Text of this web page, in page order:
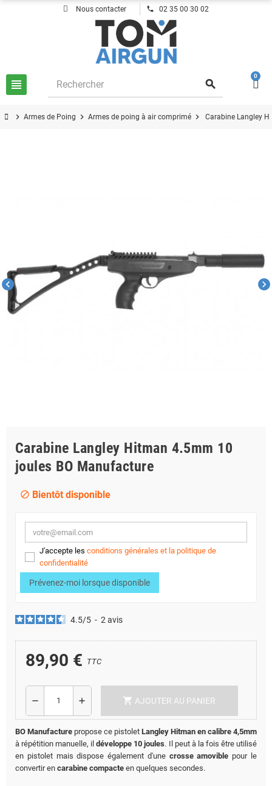
Nous contacter phone 02 35 00 30 02
view_headline search
0
chevron_right Armes de Poing chevron_right Armes de poing à air comprimé chevron_right Carabine Langley
chevron_left chevron_right
Carabine Langley Hitman 4.5mm 10
joules BO Manufacture
block Bientôt disponible
J'accepte les conditions générales et la politique de
confidentialité
Prévenez-moi lorsque disponible
4.5/5 - 2 avis
89,90 € TTC
remove add shopping_cart AJOUTER AU PANIER
BO Manufacture propose ce pistolet Langley Hitman en calibre 4,5mm
à répétition manuelle, ildéveloppe 10 joules. Il peut à la fois être utilisé
en pistolet mais dispose également d'une crosse amovible pour le
convertir en carabine compacte en quelques secondes.